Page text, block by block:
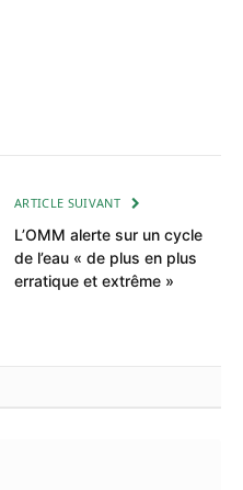
ARTICLE SUIVANT
L’OMM alerte sur un cycle
de l’eau « de plus en plus
erratique et extrême »